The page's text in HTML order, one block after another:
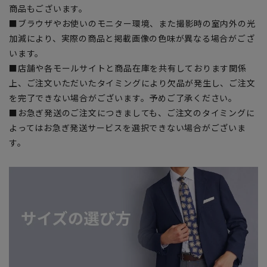
商品もございます。
■ブラウザやお使いのモニター環境、また撮影時の室内外の光
加減により、実際の商品と掲載画像の色味が異なる場合がござ
います。
■店舗や各モールサイトと商品在庫を共有しております関係
上、ご注文いただいたタイミングにより欠品が発生し、ご注文
を完了できない場合がございます。予めご了承ください。
■お急ぎ発送のご注文につきましても、ご注文のタイミングに
よってはお急ぎ発送サービスを選択できない場合がございま
す。